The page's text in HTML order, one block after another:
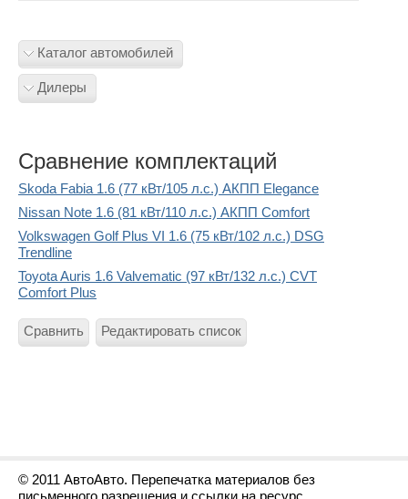
Каталог автомобилей
Дилеры
Сравнение комплектаций
Skoda Fabia 1.6 (77 кВт/105 л.с.) АКПП Elegance
Nissan Note 1.6 (81 кВт/110 л.с.) АКПП Comfort
Volkswagen Golf Plus VI 1.6 (75 кВт/102 л.с.) DSG
Trendline
Toyota Auris 1.6 Valvematic (97 кВт/132 л.с.) CVT
Comfort Plus
Сравнить Редактировать список
© 2011 АвтоАвто. Перепечатка материалов без
письменного разрешения и ссылки на ресурс